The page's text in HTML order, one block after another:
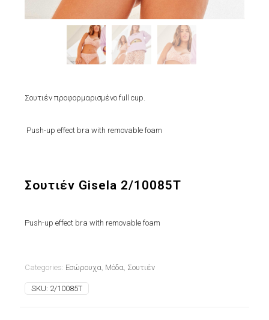
Σουτιέν προφορμαρισμένο full cup.
Push-up effect bra with removable foam
Σουτιέν Gisela 2/10085T
Push-up effect bra with removable foam
Categories: Εσώρουχα, Μόδα, Σουτιέν
SKU: 2/10085T